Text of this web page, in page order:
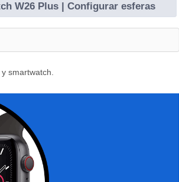
W26 Plus | Configurar esferas
smartwatch.